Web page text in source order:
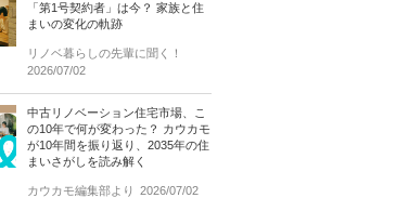
「第1号契約者」は今？ 家族と住
まいの変化の軌跡
リノベ暮らしの先輩に聞く！
2026/07/02
中古リノベーション住宅市場、こ
の10年で何が変わった？ カウカモ
が10年間を振り返り、2035年の住
まいさがしを読み解く
カウカモ編集部より 2026/07/02